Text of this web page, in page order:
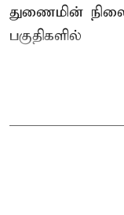
துணைமின்
பகுதிகளில்